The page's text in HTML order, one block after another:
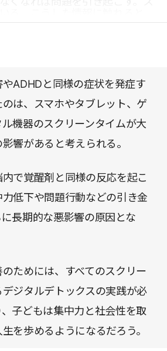
のようなハイテク企業の幹部の
もがデジタル機器に触れること
悪影響を危惧し、ローテクな教
係を構築する能力、創造力を育
だ。
るを得なくなるだろう。「自分
きたい。
ADHDと同様の症状を発症す
は、スマホやタブレット、ゲ
機器のスクリーンタイムが大
響があると考えられる。
で覚醒剤と同様の反応を起こ
低下や問題行動などの引き金
長期的な悪影響の原因とな
ためには、すべてのスクリー
ジタルデトックスの実践が必
子どもは集中力と社会性を取
を歩めるようになるだろう。